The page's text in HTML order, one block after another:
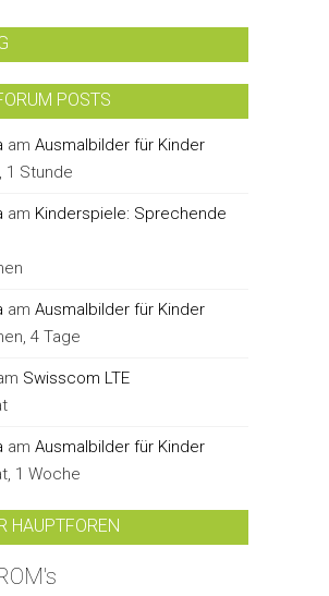
POSTS
am Ausmalbilder für Kinder
1 Stunde
am Kinderspiele: Sprechende
am Ausmalbilder für Kinder
4 Tage
Swisscom LTE
am Ausmalbilder für Kinder
1 Woche
HAUPTFOREN